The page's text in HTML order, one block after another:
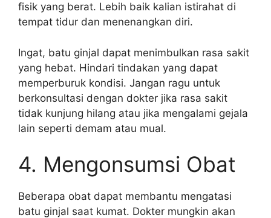
fisik yang berat. Lebih baik kalian istirahat di
tempat tidur dan menenangkan diri.
Ingat, batu ginjal dapat menimbulkan rasa sakit
yang hebat. Hindari tindakan yang dapat
memperburuk kondisi. Jangan ragu untuk
berkonsultasi dengan dokter jika rasa sakit
tidak kunjung hilang atau jika mengalami gejala
lain seperti demam atau mual.
4. Mengonsumsi Obat
Beberapa obat dapat membantu mengatasi
batu ginjal saat kumat. Dokter mungkin akan